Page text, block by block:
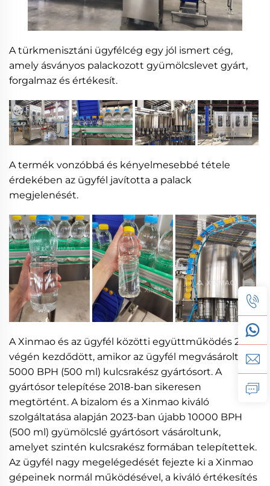
A türkmenisztáni ügyfélcég egy jól ismert cég,
amely ásványos palackozott gyümölcslevet gyárt,
forgalmaz és értékesít.
A termék vonzóbbá és kényelmesebbé tétele
érdekében az ügyfél javította a palack
megjelenését.
A Xinmao és az ügyfél közötti együttműködés 2017
végén kezdődött, amikor az ügyfél megvásárolt egy
5000 BPH (500 ml) kulcsrakész gyártósort. A
gyártósor telepítése 2018-ban sikeresen
megtörtént. A bizalom és a Xinmao kiváló
szolgáltatása alapján 2023-ban újabb 10000 BPH
(500 ml) gyümölcslé gyártósort vásároltunk,
amelyet szintén kulcsrakész formában telepítettek.
Az ügyfél nagy megelégedését fejezte ki a Xinmao
gépeinek normál működésével, a kiváló értékesítés